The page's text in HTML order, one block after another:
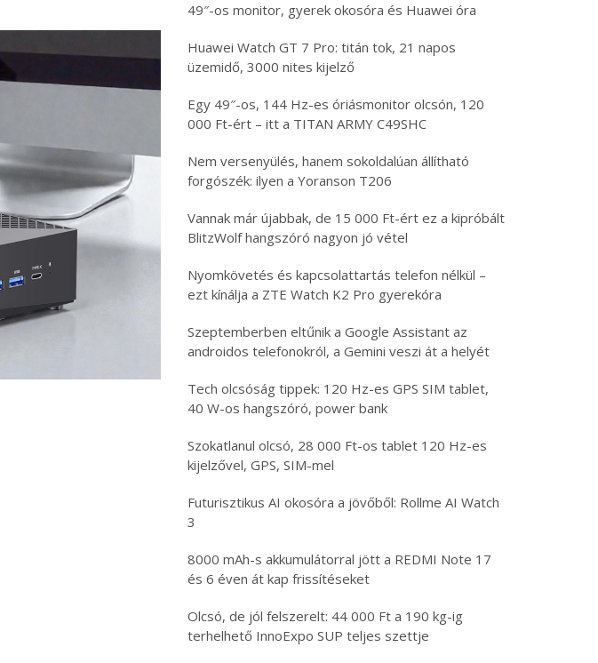
49″-os monitor, gyerek okosóra és Huawei óra
Huawei Watch GT 7 Pro: titán tok, 21 napos
üzemidő, 3000 nites kijelző
Egy 49″-os, 144 Hz-es óriásmonitor olcsón, 120
000 Ft-ért – itt a TITAN ARMY C49SHC
Nem versenyülés, hanem sokoldalúan állítható
forgószék: ilyen a Yoranson T206
Vannak már újabbak, de 15 000 Ft-ért ez a kipróbált
BlitzWolf hangszóró nagyon jó vétel
Nyomkövetés és kapcsolattartás telefon nélkül –
ezt kínálja a ZTE Watch K2 Pro gyerekóra
Szeptemberben eltűnik a Google Assistant az
androidos telefonokról, a Gemini veszi át a helyét
Tech olcsóság tippek: 120 Hz-es GPS SIM tablet,
40 W-os hangszóró, power bank
Szokatlanul olcsó, 28 000 Ft-os tablet 120 Hz-es
kijelzővel, GPS, SIM-mel
Futurisztikus AI okosóra a jövőből: Rollme AI Watch
3
8000 mAh-s akkumulátorral jött a REDMI Note 17
és 6 éven át kap frissítéseket
Olcsó, de jól felszerelt: 44 000 Ft a 190 kg-ig
terhelhető InnoExpo SUP teljes szettje